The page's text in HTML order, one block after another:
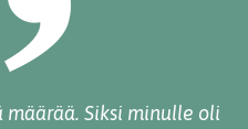
Siksi minulle oli